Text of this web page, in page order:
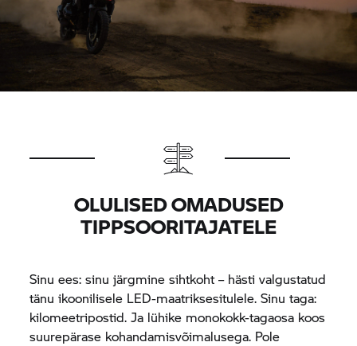
OLULISED OMADUSED
TIPPSOORITAJATELE
Sinu ees: sinu järgmine sihtkoht – hästi valgustatud
tänu ikoonilisele LED-maatriksesitulele. Sinu taga:
kilomeetripostid. Ja lühike monokokk-tagaosa koos
suurepärase kohandamisvõimalusega. Pole